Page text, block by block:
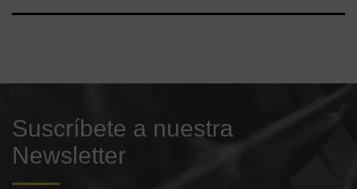
Suscríbete a nuestra
Newsletter